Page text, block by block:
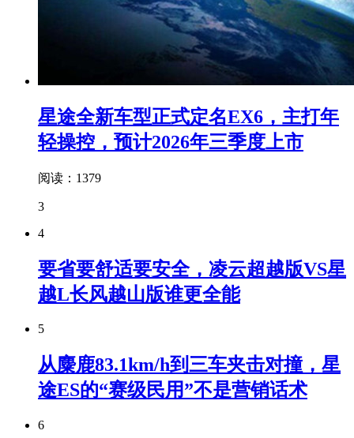
星途全新车型正式定名EX6，主打年
轻操控，预计2026年三季度上市
阅读：1379
3
4
要省要舒适要安全，凌云超越版VS星
越L长风越山版谁更全能
5
从麋鹿83.1km/h到三车夹击对撞，星
途ES的“赛级民用”不是营销话术
6